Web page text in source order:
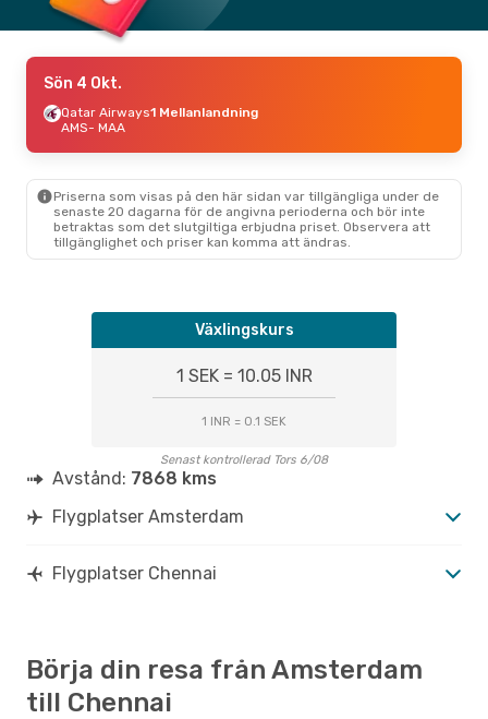
Sön 4 Okt.
Qatar Airways1 Mellanlandning
AMS- MAA
Priserna som visas på den här sidan var tillgängliga under de
senaste 20 dagarna för de angivna perioderna och bör inte
betraktas som det slutgiltiga erbjudna priset. Observera att
tillgänglighet och priser kan komma att ändras.
Växlingskurs
1 SEK = 10.05 INR
1 INR = 0.1 SEK
Senast kontrollerad Tors 6/08
Avstånd: 7868 kms
Flygplatser Amsterdam
Flygplatser Chennai
Börja din resa från Amsterdam
till Chennai